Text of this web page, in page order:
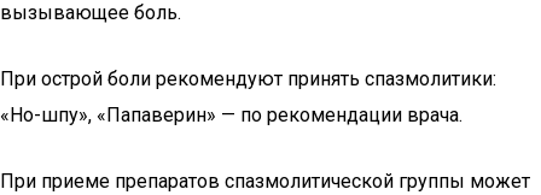
вызывающее боль.
При острой боли рекомендуют принять спазмолитики:
«Но-шпу», «Папаверин» — по рекомендации врача.
При приеме препаратов спазмолитической группы может